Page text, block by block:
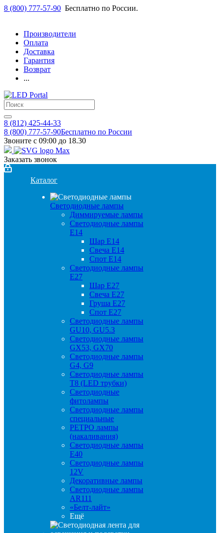
8 (800) 777-57-90 Бесплатно по России.
Производители
Оплата
Доставка
Гарантия
Возврат
...
8 (812) 425-44-33
8 (800) 777-57-90Бесплатно по России
Звоните с 09:00 до 18.30
Заказать звонок
Каталог
Светодиодные лампы
Диммируемые лампы
Светодиодные лампы
Е14
Шар Е14
Свеча Е14
Спот Е14
Светодиодные лампы
Е27
Шар Е27
Свеча Е27
Груша Е27
Спот Е27
Светодиодные лампы
GU10, GU5.3
Светодиодные лампы
GX53, GX70
Светодиодные лампы
G4, G9
Светодиодные лампы
Т8 (LED трубки)
Светодиодные
фитолампы
Светодиодные лампы
специальные
РЕТРО лампы
(накаливания)
Светодиодные лампы
E40
Светодиодные лампы
12V
Декоративные лампы
Светодиодные лампы
AR111
«Белт-лайт»
Ещё